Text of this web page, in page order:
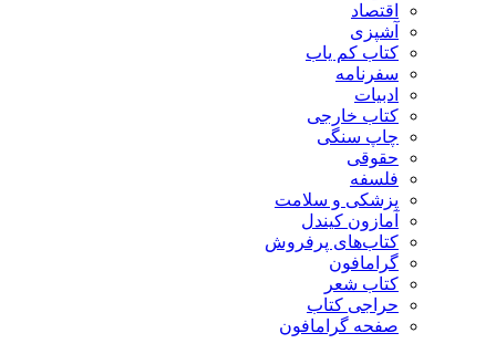
اقتصاد
آشپزی
کتاب کم یاب
سفرنامه
ادبیات
کتاب خارجی
چاپ سنگی
حقوقی
فلسفه
پزشکی و سلامت
آمازون کیندل
کتاب‌های پرفروش
گرامافون
کتاب شعر
حراجی کتاب
صفحه گرامافون